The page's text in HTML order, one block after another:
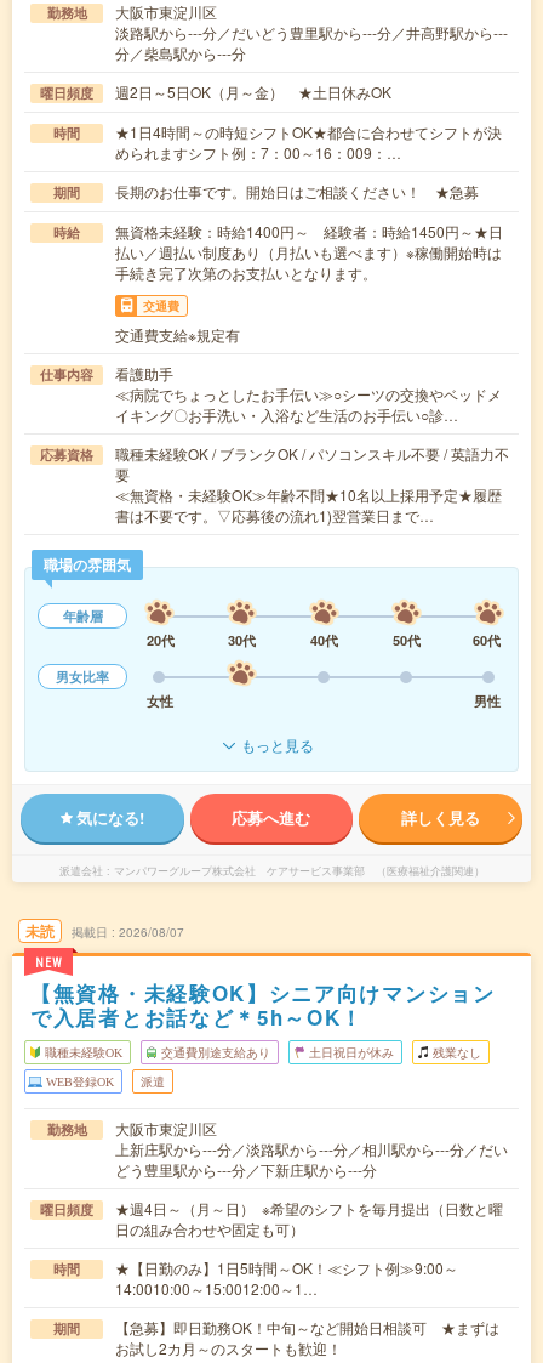
勤務地
大阪市東淀川区
淡路駅から---分／だいどう豊里駅から---分／井高野駅から---
分／柴島駅から---分
曜日頻度 週2日～5日OK（月～金） ★土日休みOK
時間
★1日4時間～の時短シフトOK★都合に合わせてシフトが決
められますシフト例：7：00～16：009：…
期間 長期のお仕事です。開始日はご相談ください！ ★急募
時給
無資格未経験：時給1400円～ 経験者：時給1450円～★日
払い／週払い制度あり（月払いも選べます）※稼働開始時は
手続き完了次第のお支払いとなります。
交通費
交通費支給※規定有
仕事内容
看護助手
≪病院でちょっとしたお手伝い≫○シーツの交換やベッドメ
イキング〇お手洗い・入浴など生活のお手伝い○診…
応募資格
職種未経験OK / ブランクOK / パソコンスキル不要 / 英語力不
要
≪無資格・未経験OK≫年齢不問★10名以上採用予定★履歴
書は不要です。▽応募後の流れ1)翌営業日まで…
職場の雰囲気
年齢層
20代
30代 40代 50代
60代
男女比率
女性
男性
もっと見る
気になる! 応募へ進む 詳しく見る
派遣会社 マンパワーグループ株式会社 ケアサービス事業部 （医療福祉介護関連）
未読
NEW
掲載日 2026/08/07
【無資格・未経験OK】シニア向けマンション
で入居者とお話など＊5h～OK！
職種未経験OK 交通費別途支給あり 土日祝日が休み 残業なし
WEB登録OK 派遣
勤務地
大阪市東淀川区
上新庄駅から---分／淡路駅から---分／相川駅から---分／だい
どう豊里駅から---分／下新庄駅から---分
曜日頻度
★週4日～（月～日） ※希望のシフトを毎月提出（日数と曜
日の組み合わせや固定も可）
時間
★【日勤のみ】1日5時間～OK！≪シフト例≫9:00～
14:0010:00～15:0012:00～1…
期間
【急募】即日勤務OK！中旬～など開始日相談可 ★まずは
お試し2カ月～のスタートも歓迎！